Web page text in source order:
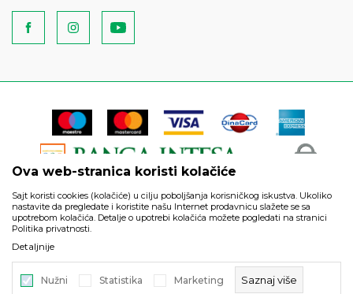
artikli prikazani na sajtu su deo naše ponude i ne podrazumeva
da su dostupni u svakom trenutku.
Ova web-stranica koristi kolačiće
Sajt koristi cookies (kolačiće) u cilju poboljšanja korisničkog iskustva. Ukoliko
nastavite da pregledate i koristite našu Internet prodavnicu slažete se sa
upotrebom kolačića. Detalje o upotrebi kolačića možete pogledati na stranici
Politika privatnosti.
Detaljnije
Nužni Statistika Marketing Saznaj više